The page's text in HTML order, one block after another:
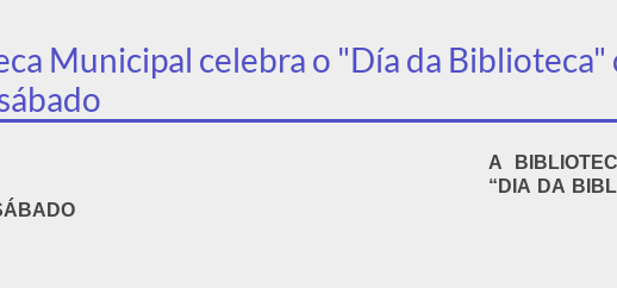
Municipal celebra o "Día da Biblioteca"
A
“DIA DA